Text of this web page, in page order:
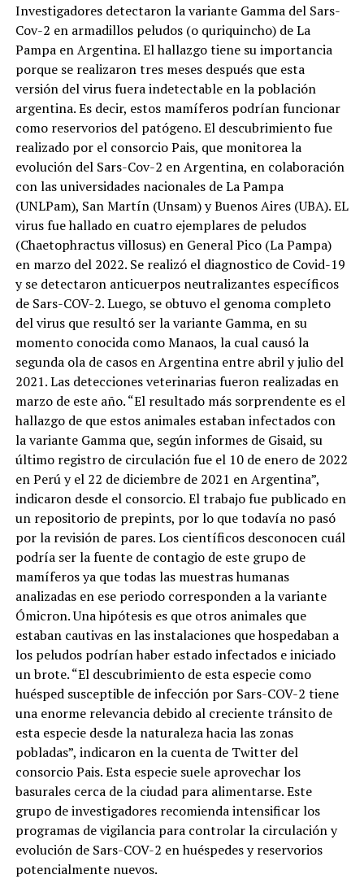
Investigadores detectaron la variante Gamma del Sars-
Cov-2 en armadillos peludos (o quriquincho) de La
Pampa en Argentina. El hallazgo tiene su importancia
porque se realizaron tres meses después que esta
versión del virus fuera indetectable en la población
argentina. Es decir, estos mamíferos podrían funcionar
como reservorios del patógeno. El descubrimiento fue
realizado por el consorcio Pais, que monitorea la
evolución del Sars-Cov-2 en Argentina, en colaboración
con las universidades nacionales de La Pampa
(UNLPam), San Martín (Unsam) y Buenos Aires (UBA). EL
virus fue hallado en cuatro ejemplares de peludos
(Chaetophractus villosus) en General Pico (La Pampa)
en marzo del 2022. Se realizó el diagnostico de Covid-19
y se detectaron anticuerpos neutralizantes específicos
de Sars-COV-2. Luego, se obtuvo el genoma completo
del virus que resultó ser la variante Gamma, en su
momento conocida como Manaos, la cual causó la
segunda ola de casos en Argentina entre abril y julio del
2021. Las detecciones veterinarias fueron realizadas en
marzo de este año. “El resultado más sorprendente es el
hallazgo de que estos animales estaban infectados con
la variante Gamma que, según informes de Gisaid, su
último registro de circulación fue el 10 de enero de 2022
en Perú y el 22 de diciembre de 2021 en Argentina”,
indicaron desde el consorcio. El trabajo fue publicado en
un repositorio de prepints, por lo que todavía no pasó
por la revisión de pares. Los científicos desconocen cuál
podría ser la fuente de contagio de este grupo de
mamíferos ya que todas las muestras humanas
analizadas en ese periodo corresponden a la variante
Ómicron. Una hipótesis es que otros animales que
estaban cautivas en las instalaciones que hospedaban a
los peludos podrían haber estado infectados e iniciado
un brote. “El descubrimiento de esta especie como
huésped susceptible de infección por Sars-COV-2 tiene
una enorme relevancia debido al creciente tránsito de
esta especie desde la naturaleza hacia las zonas
pobladas”, indicaron en la cuenta de Twitter del
consorcio Pais. Esta especie suele aprovechar los
basurales cerca de la ciudad para alimentarse. Este
grupo de investigadores recomienda intensificar los
programas de vigilancia para controlar la circulación y
evolución de Sars-COV-2 en huéspedes y reservorios
potencialmente nuevos.